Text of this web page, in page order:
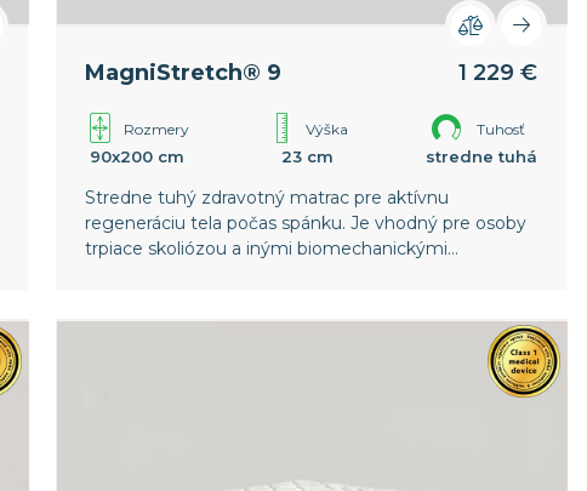
MagniStretch® 9 1 229 €
Rozmery
90x200 cm
Výška
23 cm
Tuhosť
stredne tuhá
Stredne tuhý zdravotný matrac pre aktívnu
regeneráciu tela počas spánku. Je vhodný pre osoby
trpiace skoliózou a inými biomechanickými
Celosvetový patent spoločnosti Magniflex.